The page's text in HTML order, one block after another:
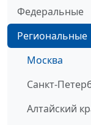
Федеральные
Региональные
Москва
Санкт-
Алтайский